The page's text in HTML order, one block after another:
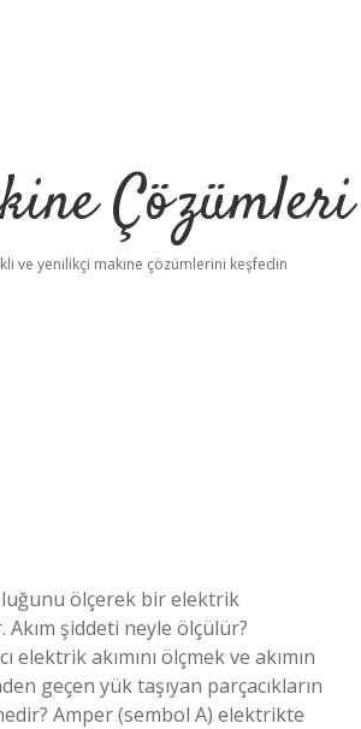
Çözümleri
ve yenilikçi makine çözümlerini keşfedin
ölçerek bir elektrik
şiddeti neyle ölçülür?
akımını ölçmek ve akımın
geçen yük taşıyan parçacıkların
Amper (sembol A) elektrikte